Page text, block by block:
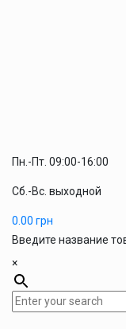
Пн.-Пт. 09:00-16:00
Сб.-Вс. выходной
0.00 грн
Введите название
×